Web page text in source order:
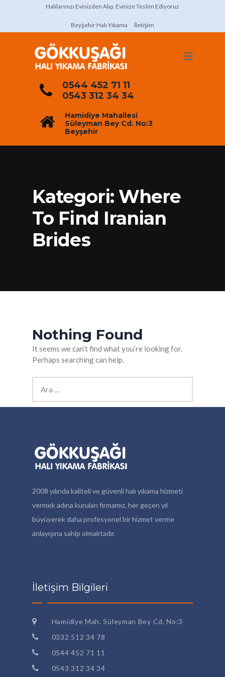
Halılarınızı Evinizden Alıp, Evinize Teslim Ediyoruz
Beyşehir Halı Yıkama İletişim
0544 452 71 11
0543 312 34 34
Hamidiye Mahallesi
Süleyman Bey Cd. No:3
Beyşehir
Kategori: Where
To Find Iranian
Brides
Nothing Found
It seems we can’t find what you’re looking for.
Perhaps searching can help.
2008 yılında kaliteli ve güvenli halı yıkama hizmeti
vermek adına kurulan firmamız, her geçen yıl
büyüyerek daha profesyonel bir hizmet verme
anlayışına sahip olmaktadır.
İletişim Bilgileri
Hamidiye Mah. Süleyman Bey Cd. No:3
0332 512 34 78
0544 452 71 11
0543 312 34 34